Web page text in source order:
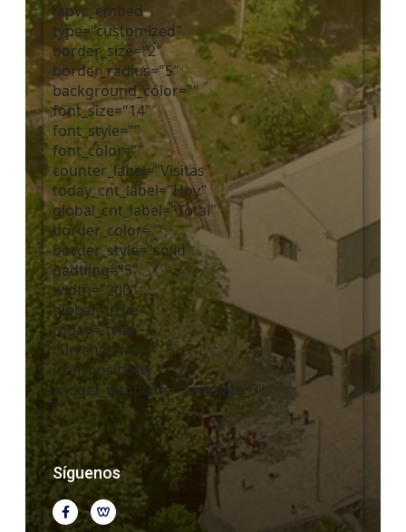
[apvc_embed
type="customized"
border_size="2"
border_radius="5"
background_color=""
font_size="14"
font_style=""
font_color=""
counter_label="Visitas"
today_cnt_label="Hoy"
global_cnt_label="Total"
border_color=""
border_style="solid"
padding="5"
width="200"
global="true"
today="true"
current="true"
icon_position=""
widget_template="template_3"
]
Síguenos